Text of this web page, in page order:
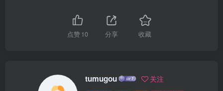
点赞10 分享 收藏
tumugou 关注